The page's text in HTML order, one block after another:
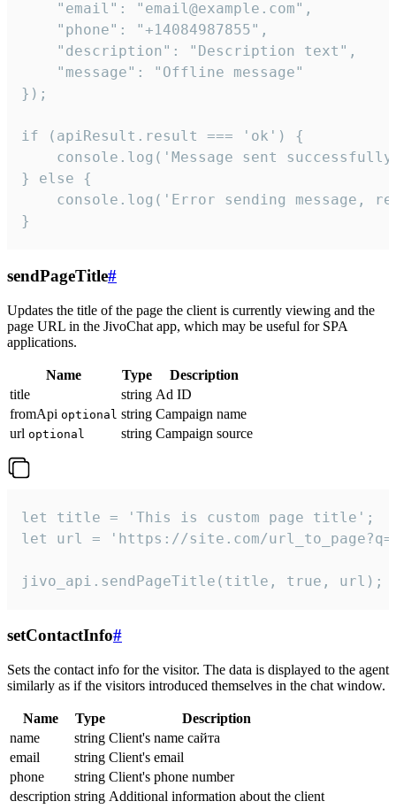
    "email": "email@example.com",
    "phone": "+14084987855",
    "description": "Description text",
    "message": "Offline message"
});
if (apiResult.result === 'ok') {
console.log('Message sent
} else {
console.log('Error sending message,
}
sendPageTitle#
Updates the title of the page the client is currently viewing and the
page URL in the JivoChat app, which may be useful for SPA
applications.
Name Type
Description
title
string Ad ID
fromApi optional string Campaign name
url optional string Campaign source
let title = 'This is custom page title';
let url = 'https://site.com/
jivo_api.sendPageTitle(title, true, url);
setContactInfo#
Sets the contact info for the visitor. The data is displayed to the agent
similarly as if the visitors introduced themselves in the chat window.
Name Type
Description
name
string Client's name сайта
email
string Client's email
phone
string Client's phone number
description string Additional information about the client